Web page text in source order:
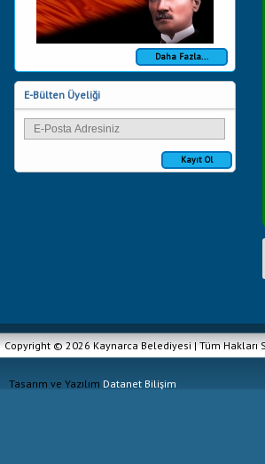
Daha Fazla...
E-Bülten Üyeliği
Kayıt Ol
Copyright © 2026 Kaynarca Belediyesi | Tüm Hakları
Tasarım ve Yazılım Datanet Bilişim